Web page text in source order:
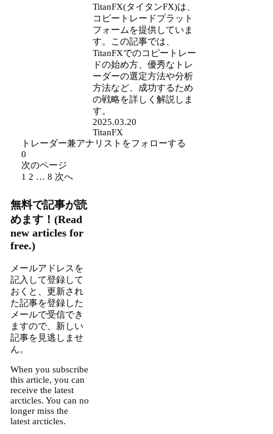
TitanFX(タイタンFX)は、
コピートレードプラット
フォームを提供していま
す。この記事では、
TitanFXでのコピートレー
ドの始め方、優秀なトレ
ーダーの選定方法や分析
方法など、成功するため
の戦略を詳しく解説しま
す。
2025.03.20
TitanFX
トレーダー兼アナリストをフォローする
0
次のページ
1 2 … 8 次へ
無料で記事が読
めます！(Read
new articles for
free.)
メールアドレスを
記入して登録して
おくと、更新され
た記事を登録した
メールで受信でき
ますので、新しい
記事を見逃しませ
ん。
When you subscribe
this article, you can
receive the latest
arcticles. You can no
longer miss the
latest arcticles.